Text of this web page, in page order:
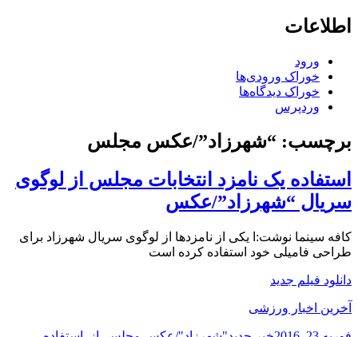
اطلاعات
ورود
خوراک ورودی‌ها
خوراک دیدگاه‌ها
وردپرس
برچسب: “شهرزاد”/عکس مجلس
استفاده یک نامزد انتخابات مجلس از لوگوی
سریال “شهرزاد”/عکس
کافه سینما نوشت:ا یکی از نامزدها از لوگوی سریال شهرزاد برای
طراحی فامیلی خود استفاده کرده است
دانلود فیلم جدید
آخرین اخبار ورزشی